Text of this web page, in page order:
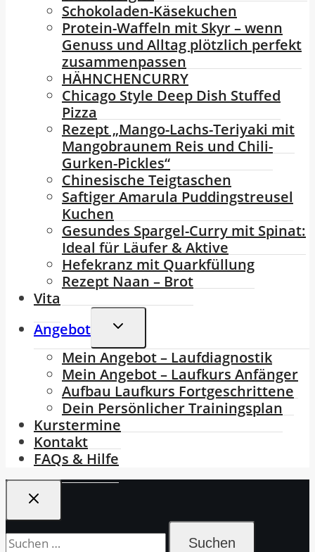
Schokoladen-Käsekuchen
Protein-Waffeln mit Skyr – wenn
Genuss und Alltag plötzlich perfekt
zusammenpassen
HÄHNCHENCURRY
Chicago Style Deep Dish Stuffed
Pizza
Rezept „Mango-Lachs-Teriyaki mit
Mangobraunem Reis und Chili-
Gurken-Pickles“
Chinesische Teigtaschen
Saftiger Amarula Puddingstreusel
Kuchen
Gesundes Spargel-Curry mit Spinat:
Ideal für Läufer & Aktive
Hefekranz mit Quarkfüllung
Rezept Naan – Brot
Vita
Angebot
Untermenü
Mein Angebot – Laufdiagnostik
Mein Angebot – Laufkurs Anfänger
Aufbau Laufkurs Fortgeschrittene
Dein Persönlicher Trainingsplan
Kurstermine
Kontakt
FAQs & Hilfe
Suchen